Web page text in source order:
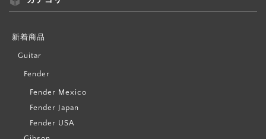
新着商品
Guitar
Fender
Fender Mexico
Fender Japan
Fender USA